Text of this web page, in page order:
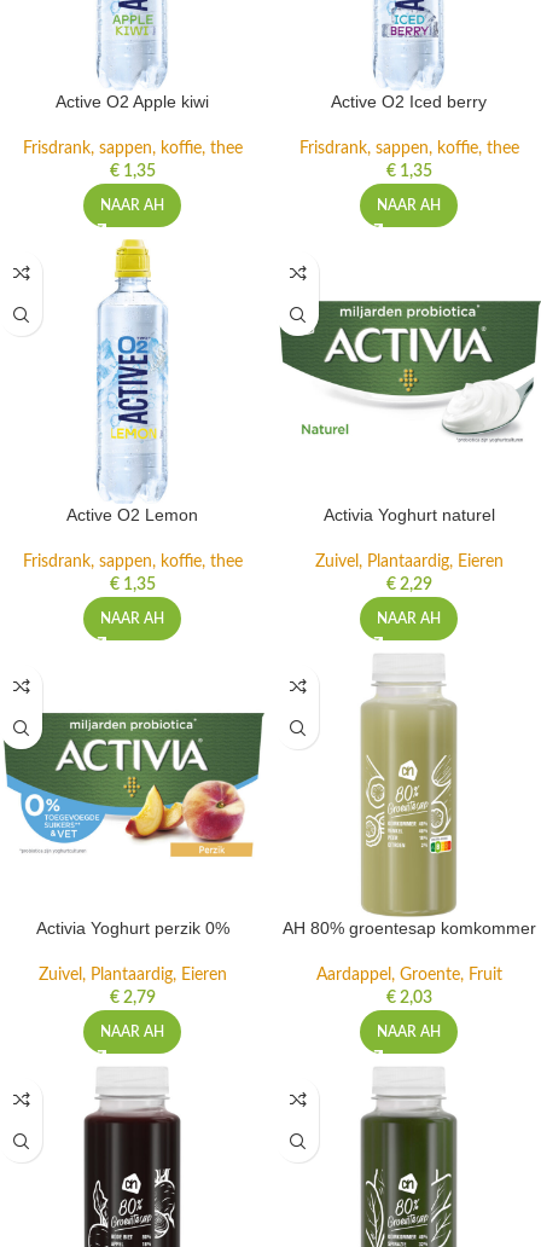
Active O2 Apple kiwi
Frisdrank, sappen, koffie, thee
€1,35
NAAR AH
Active O2 Iced berry
Frisdrank, sappen, koffie, thee
€1,35
NAAR AH
Active O2 Lemon
Frisdrank, sappen, koffie, thee
€1,35
NAAR AH
Activia Yoghurt naturel
Zuivel, Plantaardig, Eieren
€2,29
NAAR AH
Activia Yoghurt perzik 0%
Zuivel, Plantaardig, Eieren
€2,79
NAAR AH
AH 80% groentesap komkommer
Aardappel, Groente, Fruit
€2,03
NAAR AH